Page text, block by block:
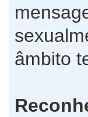
âmbito